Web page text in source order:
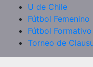
U de Chile
Fútbol Femenino
Fútbol Formativo
Torneo de